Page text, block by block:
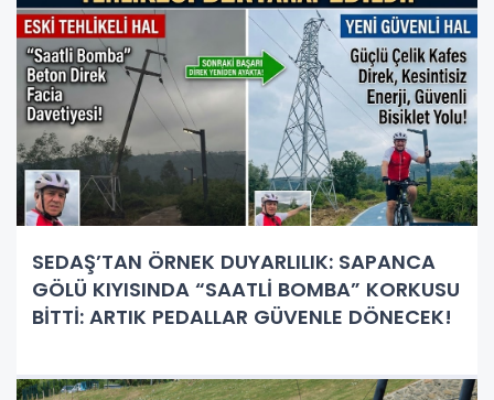
SEDAŞ’TAN ÖRNEK DUYARLILIK: SAPANCA
GÖLÜ KIYISINDA “SAATLİ BOMBA” KORKUSU
BİTTİ: ARTIK PEDALLAR GÜVENLE DÖNECEK!